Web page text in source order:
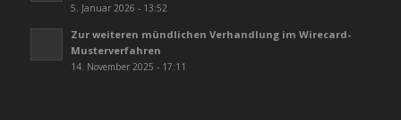
5. Januar 2026 - 13:52
Zur weiteren mündlichen Verhandlung im Wirecard-
Musterverfahren
14. November 2025 - 17:11